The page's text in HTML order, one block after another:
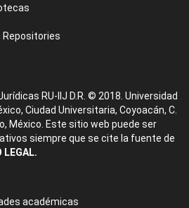
Repositories
RU-IIJ D.R. © 2018. Universidad
Ciudad Universitaria, Coyoacán, C.
México. Este sitio web puede ser
siempre que se cite la fuente de
LEGAL.
académicas